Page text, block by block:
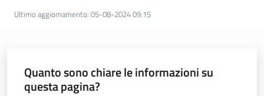
Ultimo aggiornamento: 05-08-2024 09:15
Quanto sono chiare le informazioni su
questa pagina?